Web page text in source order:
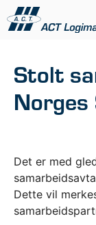
Hopp
til
Stolt
Det er med
Dette vil